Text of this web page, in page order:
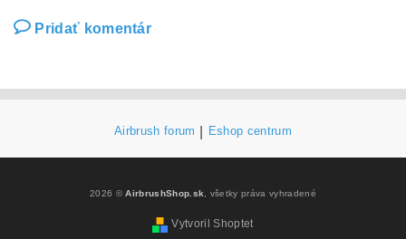
Pridať komentár
Airbrush forum Eshop centrum
2026 ©AirbrushShop.sk , všetky práva vyhradené
Vytvoril Shoptet